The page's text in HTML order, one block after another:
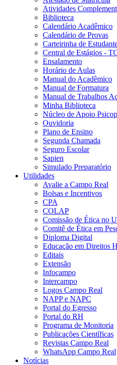
Atividades
Biblioteca
Calendário Acadêmico
Calendário de Provas
Carteirinha de
Central de Estágios -
Ensalamento
Horário de Aulas
Manual do Acadêmico
Manual de Formatura
Manual de Trabalhos
Minha Biblioteca
Núcleo de Apoio
Ouvidoria
Plano de Ensino
Segunda Chamada
Seguro Escolar
Sapien
Simulado Preparatório
Utilidades
Avalie a Campo Real
Bolsas e Incentivos
CPA
COLAP
Comissão de Ética no
Comitê de Ética em
Diploma Digital
Educação em Direitos
Editais
Extensão
Infocampo
Intercampo
Logos Campo Real
NAPP e NAPC
Portal do Egresso
Portal do RH
Programa de Monitoria
Publicações Científicas
Revistas Campo Real
WhatsApp Campo Real
Notícias